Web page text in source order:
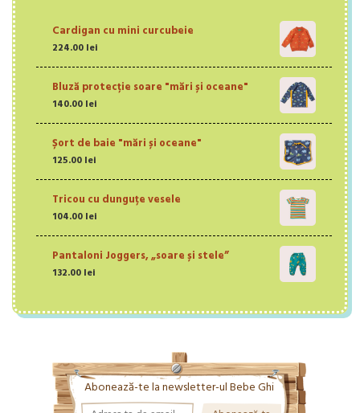
Cardigan cu mini curcubeie
224.00 lei
Bluză protecție soare "mări și oceane"
140.00 lei
Șort de baie "mări și oceane"
125.00 lei
Tricou cu dunguțe vesele
104.00 lei
Pantaloni Joggers, „soare și stele”
132.00 lei
Abonează-te la newsletter-ul Bebe Ghi